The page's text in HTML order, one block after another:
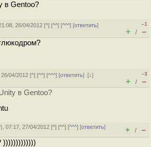
в Gentoo?
26/04/2012 [^] [^^] [^^^] [ответить]
–1
+ / –
04/2012 [^] [^^] [^^^] [ответить][↓]
–3
+ / –
в Gentoo?
), 07:17, 27/04/2012 [^] [^^] [^^^] [ответить]
+ / –
)))))))))))))